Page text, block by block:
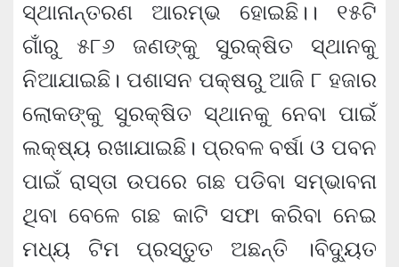
ସ୍ଥାନାନ୍ତରଣ ଆରମ୍ଭ ହୋଇଛି।। ୧୫ଟି
ଗାଁରୁ ୫୮୬ ଜଣଙ୍କୁ ସୁରକ୍ଷିତ ସ୍ଥାନକୁ
ନିଆଯାଇଛି। ପଶାସନ ପକ୍ଷରୁ ଆଜି ୮ ହଜାର
ଲୋକଙ୍କୁ ସୁରକ୍ଷିତ ସ୍ଥାନକୁ ନେବା ପାଇଁ
ଲକ୍ଷ୍ୟ ରଖାଯାଇଛି। ପ୍ରବଳ ବର୍ଷା ଓ ପବନ
ପାଇଁ ରାସ୍ତା ଉପରେ ଗଛ ପଡିବା ସମ୍ଭାବନା
ଥିବା ବେଳେ ଗଛ କାଟି ସଫା କରିବା ନେଇ
ମଧ୍ୟ ଟିମ ପ୍ରସ୍ତୁତ ଅଛନ୍ତି ।ବିଦ୍ୟୁତ